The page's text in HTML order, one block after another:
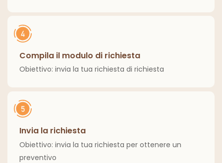
Compila il modulo di richiesta
Obiettivo: invia la tua richiesta di richiesta
Invia la richiesta
Obiettivo: invia la tua richiesta per ottenere un
preventivo